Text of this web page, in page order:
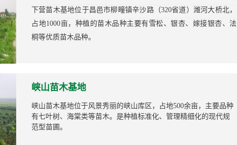
下营苗木基地位于昌邑市柳疃镇辛沙路（320省道）潍河大桥北，
占地1000亩，种植的苗木品种主要有雪松、银杏、嫁接银杏、法
桐等优质苗木品种。
峡山苗木基地
峡山苗木基地位于风景秀丽的峡山库区，占地500余亩， 主要品种
有七叶树、海棠类等苗木。是种植标准化、管理精细化的现代规
范型苗圃。